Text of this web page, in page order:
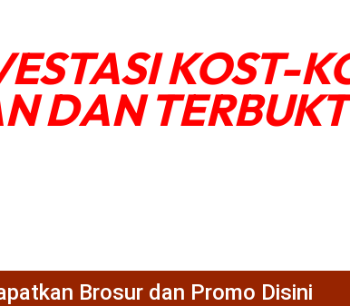
KOST-
DAN
Brosur dan Promo Disini